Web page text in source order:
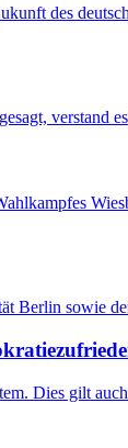
des
verstand
Berlin sowie
Dies gilt